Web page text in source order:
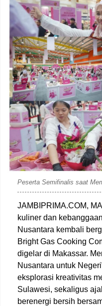
Peserta Semifinalis saat
JAMBIPRIMA.COM,
kuliner dan
Nusantara kembali
Bright Gas Cooking
digelar di Makassar.
Nusantara untuk
eksplorasi kreativitas
Sulawesi, sekaligus
berenergi bersih